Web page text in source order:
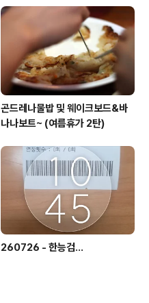
곤드레나물밥 및 웨이크보드&바
나나보트~ (여름휴가 2탄)
260726 - 한능검...